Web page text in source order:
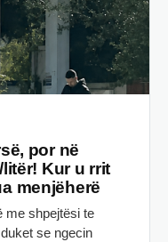
por në
Kur u rrit
menjëherë
me shpejtësi te
se ngecin